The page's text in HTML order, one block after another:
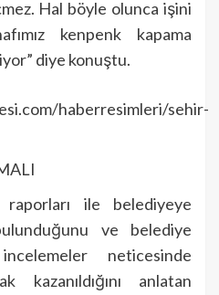
Hal böyle olunca işini
kenpenk kapama
diye konuştu.
raporları ile belediyeye
ve belediye
neticesinde
kazanıldığını anlatan